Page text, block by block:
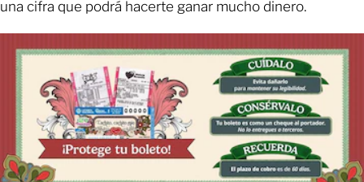
una cifra que podrá hacerte ganar mucho dinero.